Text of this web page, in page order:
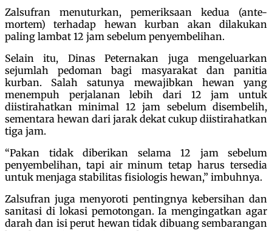
Zalsufran menuturkan, pemeriksaan kedua (ante-
mortem) terhadap hewan kurban akan dilakukan
paling lambat 12 jam sebelum penyembelihan.
Selain itu, Dinas Peternakan juga mengeluarkan
sejumlah pedoman bagi masyarakat dan panitia
kurban. Salah satunya mewajibkan hewan yang
menempuh perjalanan lebih dari 12 jam untuk
diistirahatkan minimal 12 jam sebelum disembelih,
sementara hewan dari jarak dekat cukup diistirahatkan
tiga jam.
“Pakan tidak diberikan selama 12 jam sebelum
penyembelihan, tapi air minum tetap harus tersedia
untuk menjaga stabilitas fisiologis hewan,” imbuhnya.
Zalsufran juga menyoroti pentingnya kebersihan dan
sanitasi di lokasi pemotongan. Ia mengingatkan agar
darah dan isi perut hewan tidak dibuang sembarangan